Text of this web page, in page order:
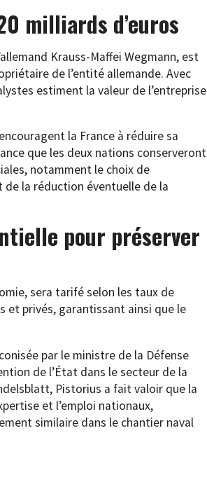
milliards d’euros
Krauss-Maffei Wegmann, est
de l’entité allemande. Avec
estiment la valeur de l’entreprise
la France à réduire sa
que les deux nations conserveront
notamment le choix de
de la réduction éventuelle de la
pour préserver
sera tarifé selon les taux de
et privés, garantissant ainsi que le
par le ministre de la Défense
de l’État dans le secteur de la
Pistorius a fait valoir que la
et l’emploi nationaux,
similaire dans le chantier naval